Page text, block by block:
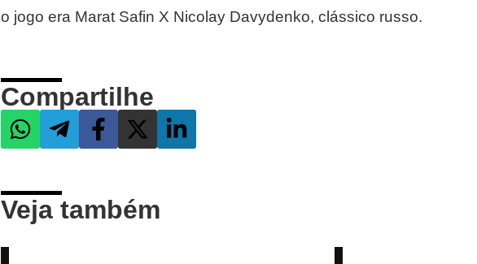
o jogo era Marat Safin X Nicolay Davydenko, clássico russo.
Compartilhe
Veja também